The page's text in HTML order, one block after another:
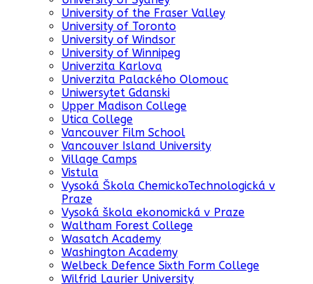
University of the Fraser Valley
University of Toronto
University of Windsor
University of Winnipeg
Univerzita Karlova
Univerzita Palackého Olomouc
Uniwersytet Gdanski
Upper Madison College
Utica College
Vancouver Film School
Vancouver Island University
Village Camps
Vistula
Vysoká Škola ChemickoTechnologická v
Praze
Vysoká škola ekonomická v Praze
Waltham Forest College
Wasatch Academy
Washington Academy
Welbeck Defence Sixth Form College
Wilfrid Laurier University